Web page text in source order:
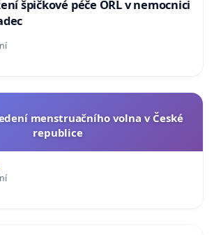
špičkové péče ORL v nemocnici
menstruačního volna v České
republice